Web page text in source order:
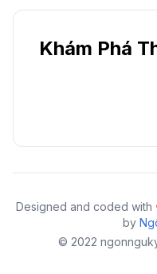
Khám Phá
Designed and coded with
by
© 2022